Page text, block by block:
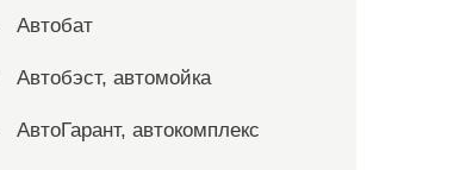
Автобат
Автобэст, автомойка
АвтоГарант, автокомплекс